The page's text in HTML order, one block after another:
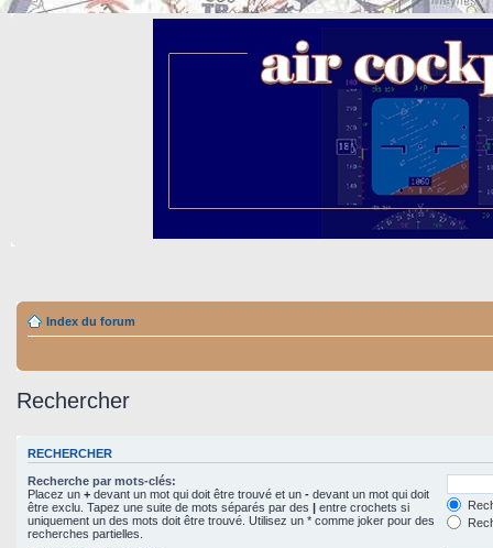
Index du forum
Rechercher
RECHERCHER
Recherche par mots-clés:
Placez un + devant un mot qui doit être trouvé et un - devant un mot qui doit
être exclu. Tapez une suite de mots séparés par des | entre crochets si
uniquement un des mots doit être trouvé. Utilisez un * comme joker pour des
recherches partielles.